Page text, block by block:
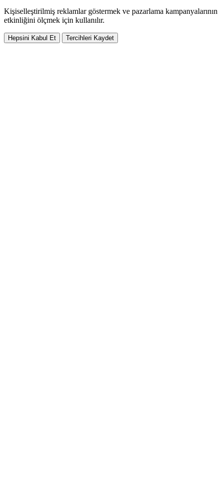
Kişiselleştirilmiş reklamlar göstermek ve pazarlama kampanyalarının
etkinliğini ölçmek için kullanılır.
Hepsini Kabul Et Tercihleri Kaydet